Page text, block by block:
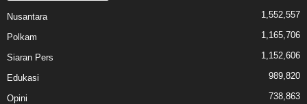
Nusantara 1,552,557
Polkam 1,165,706
Siaran Pers 1,152,606
Edukasi 989,820
Opini 738,863